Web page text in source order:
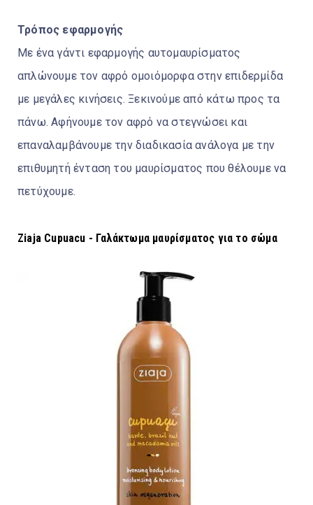
Τρόπος εφαρμογής
Με ένα γάντι εφαρμογής αυτομαυρίσματος
απλώνουμε τον αφρό ομοιόμορφα στην επιδερμίδα
με μεγάλες κινήσεις. Ξεκινούμε από κάτω προς τα
πάνω. Αφήνουμε τον αφρό να στεγνώσει και
επαναλαμβάνουμε την διαδικασία ανάλογα με την
επιθυμητή ένταση του μαυρίσματος που θέλουμε να
πετύχουμε.
Ziaja Cupuacu - Γαλάκτωμα μαυρίσματος για το σώμα